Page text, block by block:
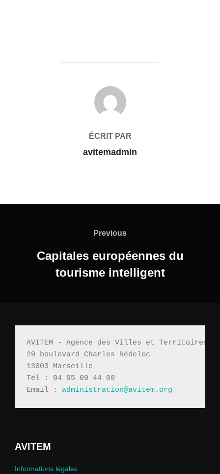
AUTEUR DE LA PUBLICATION
ÉCRIT PAR
avitemadmin
Previous
Capitales européennes du
tourisme intelligent
AVITEM - Agence des Villes et Territoires
29 boulevard Charles Nédelec
13003 Marseille
Tél : 04 95 09 44 00
Email : administration@avitem.org
AVITEM
Informations légales